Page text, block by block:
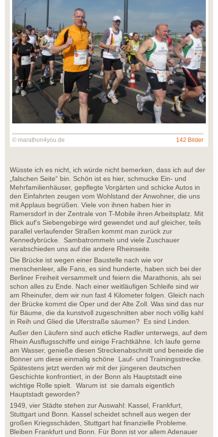
© marathon4you.de 142 Bilder
Wüsste ich es nicht, ich würde nicht bemerken, dass ich auf der
„falschen Seite“ bin. Schön ist es hier, schmucke Ein- und
Mehrfamilienhäuser, gepflegte Vorgärten und schicke Autos in
den Einfahrten zeugen vom Wohlstand der Anwohner, die uns
mit Applaus begrüßen. Viele von ihnen haben hier in
Ramersdorf in der Zentrale von T-Mobile ihren Arbeitsplatz. Mit
Blick auf’s Siebengebirge wird gewendet und auf gleicher, teils
parallel verlaufender Straßen kommt man zurück zur
Kennedybrücke. Sambatrommeln und viele Zuschauer
verabschieden uns auf die andere Rheinseite.
Die Brücke ist wegen einer Baustelle nach wie vor
menschenleer, alle Fans, es sind hunderte, haben sich bei der
Berliner Freiheit versammelt und feiern die Marathonis, als sei
schon alles zu Ende. Nach einer weitläufigen Schleife sind wir
am Rheinufer, dem wir nun fast 4 Kilometer folgen. Gleich nach
der Brücke kommt die Oper und der Alte Zoll. Was sind das nur
für Bäume, die da kunstvoll zugeschnitten aber noch völlig kahl
in Reih und Glied die Uferstraße säumen? Es sind Linden.
Außer den Läufern sind auch etliche Radler unterwegs, auf dem
Rhein Ausflugsschiffe und einige Frachtkähne. Ich laufe gerne
am Wasser, genieße diesen Streckenabschnitt und beneide die
Bonner um diese einmalig schöne Lauf- und Trainingsstrecke.
Spätestens jetzt werden wir mit der jüngeren deutschen
Geschichte konfrontiert, in der Bonn als Hauptstadt eine
wichtige Rolle spielt. Warum ist sie damals eigentlich
Hauptstadt geworden?
1949, vier Städte stehen zur Auswahl: Kassel, Frankfurt,
Stuttgart und Bonn. Kassel scheidet schnell aus wegen der
großen Kriegsschäden, Stuttgart hat finanzielle Probleme.
Bleiben Frankfurt und Bonn. Für Bonn ist vor allem Adenauer